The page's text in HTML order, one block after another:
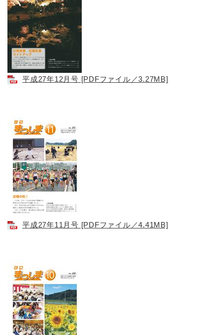
平成27年12月号 [PDFファイル／3.27MB]
平成27年11月号 [PDFファイル／4.41MB]